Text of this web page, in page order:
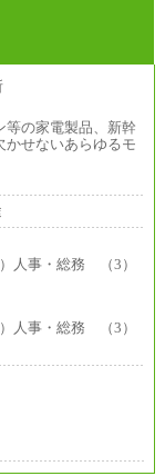
等の家電製品、新幹
せないあらゆるモ
人事・総務 （3）
人事・総務 （3）